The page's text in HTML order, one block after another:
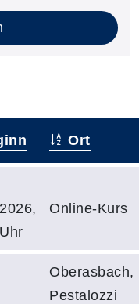
Ort
Online-Kurs
Oberasbach,
Pestalozzi